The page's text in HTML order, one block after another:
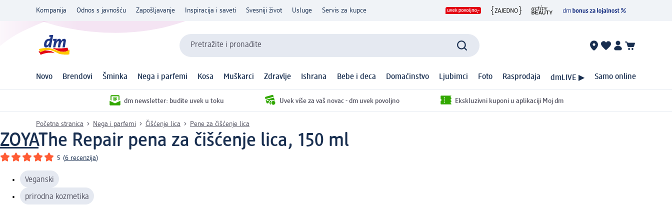
Kompanija Odnos s javnošću Zapošljavanje Inspiracija i saveti Svesniji život Usluge Servis za kupce
Pretražite i pronađite
Novo Brendovi Šminka Nega i parfemi Kosa Muškarci Zdravlje Ishrana Bebe i deca Domaćinstvo Ljubimci Foto Rasprodaja dmLIVE ▶ Samo online
dm newsletter: budite uvek u toku Uvek više za vaš novac - dm uvek povoljno Ekskluzivni kuponi u aplikaciji Moj dm
Početna stranica Nega i parfemi Čišćenje lica Pene za čišćenje lica
ZOYAThe Repair pena za čišćenje lica, 150 ml
5 (6 recenzija)
Veganski
prirodna kozmetika